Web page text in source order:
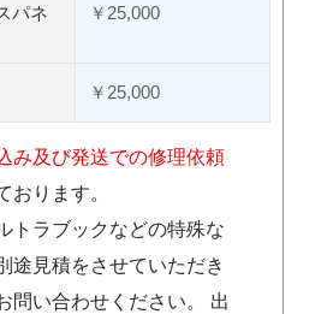
パネ
￥25,000
￥25,000
み及び発送での修理依頼
おります。
トラブックなどの特殊な
途見積をさせていただき
問い合わせください。 出